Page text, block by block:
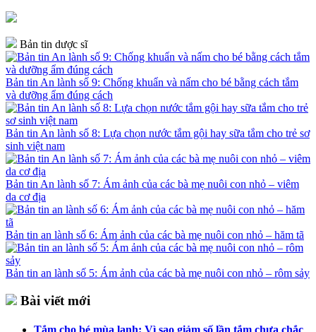
Bản tin dược sĩ
Bản tin An lành số 9: Chống khuẩn và nấm cho bé bằng cách tắm
và dưỡng ẩm đúng cách
Bản tin An lành số 8: Lựa chọn nước tắm gội hay sữa tắm cho trẻ sơ
sinh việt nam
Bản tin An lành số 7: Ám ảnh của các bà mẹ nuôi con nhỏ – viêm
da cơ địa
Bản tin an lành số 6: Ám ảnh của các bà mẹ nuôi con nhỏ – hăm tã
Bản tin an lành số 5: Ám ảnh của các bà mẹ nuôi con nhỏ – rôm sảy
Bài viết mới
Tắm cho bé mùa lạnh: Vì sao giảm số lần tắm chưa chắc